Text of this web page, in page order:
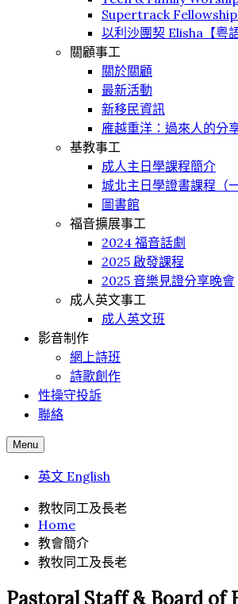
Supertrack
以利沙團契 Elisha【粤
關顧事工
關於關顧
最新活動
新移民資訊
䧹越重洋：過來人的分
基教事工
成人主日學課程簡介
城北主日學證書課程（一
圖書館
福音擴展事工
2024 福音話劇
2025 啟發課程
2025 音樂見證分享晚會
成人英文事工
成人英文班
影音制作
網上詩班
詩歌創作
性操守投訴
聯絡
Menu
英文 English
教牧同工及長老
Home
教會簡介
教牧同工及長老
Pastoral Staff & Board of